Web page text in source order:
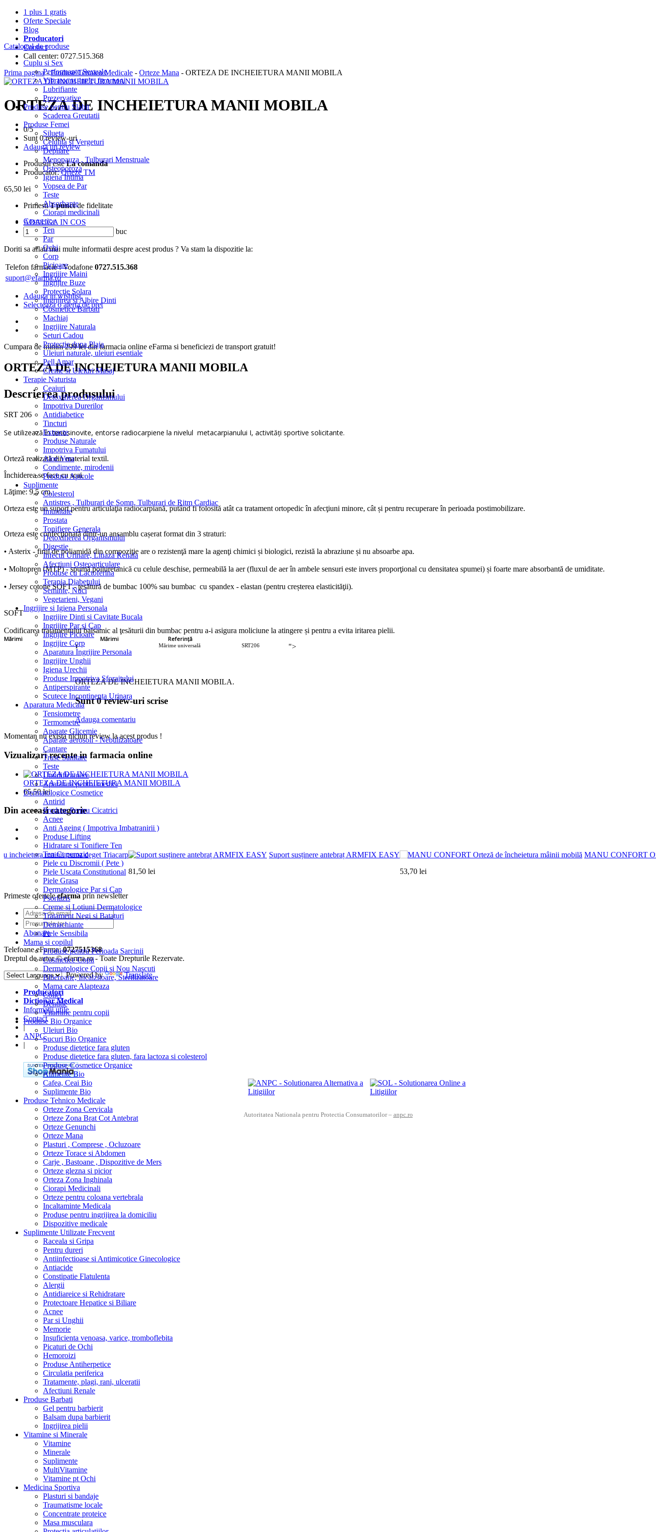
1 plus 1 gratis
Oferte Speciale
Blog
Producatori
Contact
Call center: 0727.515.368
Catalogul de produse
Cuplu si Sex
Performante Sexuale
Vibratoare, inele, feromoni
Lubrifiante
Prezervative
Produse pentru Slabit
Scaderea Greutatii
Produse Femei
Silueta
Celulita si Vergeturi
Depilare
Menopauza , Tulburari Menstruale
Osteoporoza
Igiena Intima
Vopsea de Par
Teste
Absorbante
Ciorapi medicinali
Cosmetice
Ten
Par
Ochi
Corp
Picioare
Ingrijire Maini
Ingrijire Buze
Protectie Solara
Ingrijirea si Albire Dinti
Cosmetice Barbati
Machiaj
Ingrijire Naturala
Seturi Cadou
Protectie dupa Plaja
Uleiuri naturale, uleiuri esentiale
Pell Amar
Creme si Uleiuri Masaj
Terapie Naturista
Ceaiuri
Detoxifierea Organismului
Impotriva Durerilor
Antidiabetice
Tincturi
Extracte
Produse Naturale
Impotriva Fumatului
Aloe Vera
Condimente, mirodenii
Produse Apicole
Suplimente
Colesterol
Antistres , Tulburari de Somn, Tulburari de Ritm Cardiac
Imunitate
Prostata
Tonifiere Generala
Detoxifierea Organismului
Digestie
Infectii Urinare, Litiaza Renala
Afectiuni Osteoarticulare
Produse cu Lactoferina
Terapia Diabetului
Seminte, Nuci
Vegetarieni, Vegani
Ingrijire si Igiena Personala
Ingrijire Dinti si Cavitate Bucala
Ingrijire Par si Cap
Ingrijire Picioare
Ingrijire Corp
Aparatura Ingrijire Personala
Ingrijire Unghii
Igiena Urechii
Produse Impotriva Sforaitului
Antiperspirante
Scutece Incontinenta Urinara
Aparatura Medicala
Tensiometre
Termometre
Aparate Glicemie
Aparate aerosoli - Nebulizatoare
Cantare
Truse Sanitare
Teste
Umidificatoare
Aparatura pentru medici
Dermatologice Cosmetice
Antirid
Produse Pentru Cicatrici
Acnee
Anti Ageing ( Impotriva Imbatranirii )
Produse Lifting
Hidratare si Tonifiere Ten
Ten Cuperozic
Piele cu Discromii ( Pete )
Piele Uscata Constitutional
Piele Grasa
Dermatologice Par si Cap
Psoriazis
Creme si Lotiuni Dermatologice
Tratament Negi si Bataturi
Demachiante
Piele Sensibila
Mama si copilul
Produse pentru Perioada Sarcinii
Cosmetice Copii
Dermatologice Copii si Nou Nascuti
Biberoane, Incalzitoare, Sterilizatoare
Mama care Alapteaza
Colici
Dentitie
Vitamine pentru copii
Produse Bio Organice
Uleiuri Bio
Sucuri Bio Organice
Produse dietetice fara gluten
Produse dietetice fara gluten, fara lactoza si colesterol
Produse Cosmetice Organice
Alimente Bio
Cafea, Ceai Bio
Suplimente Bio
Produse Tehnico Medicale
Orteze Zona Cervicala
Orteze Zona Brat Cot Antebrat
Orteze Genunchi
Orteze Mana
Plasturi , Comprese , Ocluzoare
Orteze Torace si Abdomen
Carje , Bastoane , Dispozitive de Mers
Orteze glezna si picior
Orteza Zona Inghinala
Ciorapi Medicinali
Orteze pentru coloana vertebrala
Incaltaminte Medicala
Produse pentru ingrijirea la domiciliu
Dispozitive medicale
Suplimente Utilizate Frecvent
Raceala si Gripa
Pentru dureri
Antiinfectioase si Antimicotice Ginecologice
Antiacide
Constipatie Flatulenta
Alergii
Antidiareice si Rehidratare
Protectoare Hepatice si Biliare
Acnee
Par si Unghii
Memorie
Insuficienta venoasa, varice, tromboflebita
Picaturi de Ochi
Hemoroizi
Produse Antiherpetice
Circulatia periferica
Tratamente, plagi, rani, ulceratii
Afectiuni Renale
Produse Barbati
Gel pentru barbierit
Balsam dupa barbierit
Ingrijirea pielii
Vitamine si Minerale
Vitamine
Minerale
Suplimente
MultiVitamine
Vitamine pt Ochi
Medicina Sportiva
Plasturi si bandaje
Traumatisme locale
Concentrate proteice
Masa musculara
Prima pagina-Produse Tehnico Medicale - Orteze Mana - ORTEZA DE INCHEIETURA MANII MOBILA
ORTEZA DE INCHEIETURA MANII MOBILA
0/5
Sunt 0 review-uri
Adauga un review
Produsul esteLa comanda
Producator:Orteze TM
65,50 lei
Primesti1 punctde fidelitate
ADAUGA IN COS
buc
Doriti sa aflati mai multe informatii despre acest produs ? Va stam la dispozitie la:
Telefon farmacie : Vodafone 0727.515.368
suport@efarma.ro
Adauga in wishlist
Selecteaza o alerta de pret
Cumpara de minim 299 leidin farmacia online eFarma si beneficiezi de transport gratuit!
ORTEZA DE INCHEIETURA MANII MOBILA
Descrierea produsului
SRT 206
Se utilizează în tenosinovite, entorse radiocarpiene la nivelul metacarpianului I, activităţi sportive solicitante.
Orteză realizată din material textil.
Închiderea se face cu scai.
Lăţime: 9,5 cm.
Orteza este un suport pentru articulaţia radiocarpiană, putând fi folosită atât ca tratament ortopedic în afecţiuni minore, cât și pentru recuperare în perioada postimobilizare.
Orteza este confecţionată dintr-un ansamblu cașerat format din 3 straturi:
• Asterix - firul de poliamidă din compoziţie are o rezistenţă mare la agenţi chimici și biologici, rezistă la abraziune și nu absoarbe apa.
• Moltopren (MTP) - spumă poliuretanică cu celule deschise, permeabilă la aer (fluxul de aer în ambele sensuri este invers proporţional cu densitatea spumei) și foarte mare absorbantă de umiditate.
• Jersey cotone SOFT - ţesătură de bumbac 100% sau bumbac cu spandex - elastan (pentru creșterea elasticităţii).
SOFT
Codificarea tratamentului balsamic al ţesăturii din bumbac pentru a-i asigura moliciune la atingere și pentru a evita iritarea pielii.
Mărimi Mărimi Referință
">
1 Mărime universală SRT206
ORTEZA DE INCHEIETURA MANII MOBILA.
Sunt 0 review-uri scrise
Adauga comentariu
Momentan nu exista niciun review la acest produs !
Vizualizari recente in farmacia online
ORTEZA DE INCHEIETURA MANII MOBILA
65,50 lei
Din aceeasi categorie
incheietura mainii mana deget Triacarp
Suport susținere antebraț ARMFIX EASY
81,50 lei
MANU CONFORT
53,70 lei
Primeste oferteleefarmaprin newsletter
Abonare
Telefoane eFarma:0727515368
Dreptul de autor © efarma.ro - Toate Drepturile Rezervate.
Powered by
Translate
Producatori
Dictionar Medical
Informatii utile
Contact
|
ANPC
|
Autoritatea Nationala pentru Protectia Consumatorilor – anpc.ro